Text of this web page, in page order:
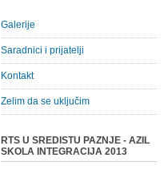
Galerije
Saradnici i prijatelji
Kontakt
Zelim da se uključim
RTS U SREDISTU PAZNJE - AZIL
SKOLA INTEGRACIJA 2013